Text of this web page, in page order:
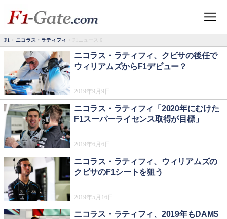
F1 > ニコラス・ラティフィ > F1ニュース 6
ニコラス・ラティフィ、クビサの後任で
ウィリアムズからF1デビュー？
2019年9月9日
ニコラス・ラティフィ「2020年にむけた
F1スーパーライセンス取得が目標」
2019年6月6日
ニコラス・ラティフィ、ウィリアムズの
クビサのF1シートを狙う
2019年5月16日
ニコラス・ラティフィ、2019年もDAMS